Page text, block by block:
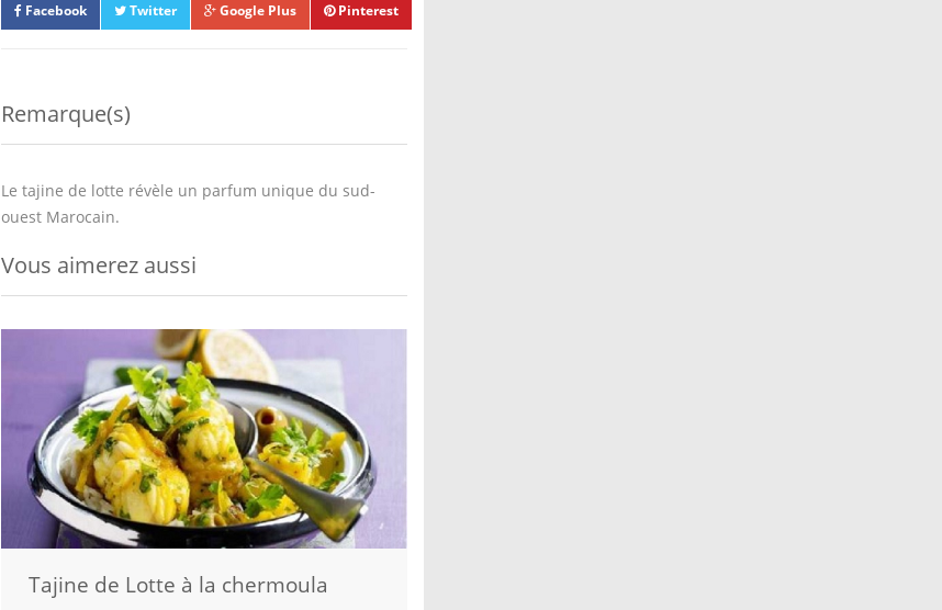
Facebook Twitter Google Plus Pinterest
Remarque(s)
Le tajine de lotte révèle un parfum unique du sud-
ouest Marocain.
Vous aimerez aussi
Tajine de Lotte à la chermoula